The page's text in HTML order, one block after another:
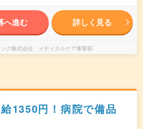
へ進む 詳しく見る
ング株式会社 メディカルケア事業部
1350円！病院で備品